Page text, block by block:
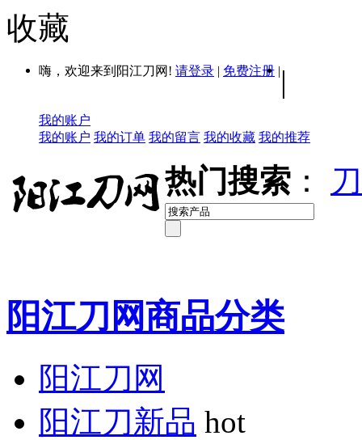
收藏
嗨，欢迎来到阳江刀网! 请登录 | 免费注册 | |
我的账户
我的账户 我的订单 我的留言 我的收藏 我的推荐
热门搜索 ：
阳江刀网商品分类
阳江刀网
阳江刀新品 hot